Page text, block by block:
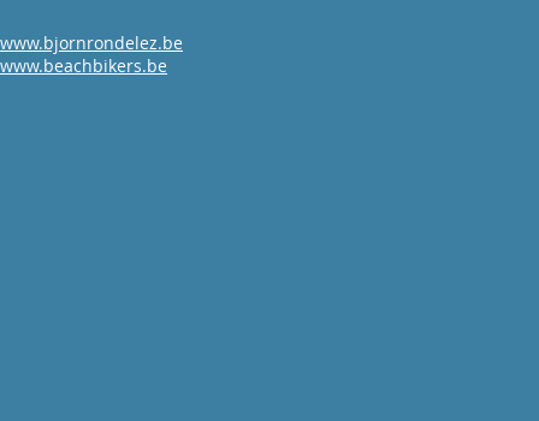
www.bjornrondelez.be
www.beachbikers.be